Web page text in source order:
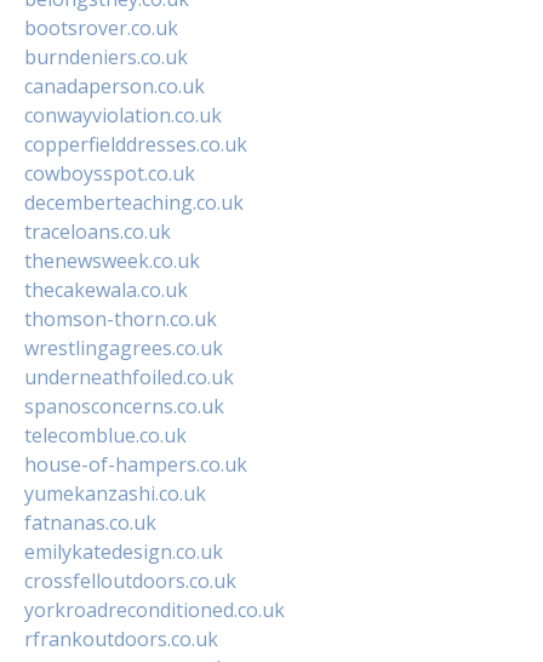
bootsrover.co.uk
burndeniers.co.uk
canadaperson.co.uk
conwayviolation.co.uk
copperfielddresses.co.uk
cowboysspot.co.uk
decemberteaching.co.uk
traceloans.co.uk
thenewsweek.co.uk
thecakewala.co.uk
thomson-thorn.co.uk
wrestlingagrees.co.uk
underneathfoiled.co.uk
spanosconcerns.co.uk
telecomblue.co.uk
house-of-hampers.co.uk
yumekanzashi.co.uk
fatnanas.co.uk
emilykatedesign.co.uk
crossfelloutdoors.co.uk
yorkroadreconditioned.co.uk
rfrankoutdoors.co.uk